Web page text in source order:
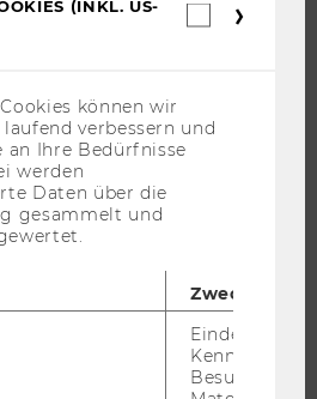
(INKL. US-
können wir
verbessern und
an Ihre Bedürfnisse
werden
Daten über die
gesammelt und
Zweck
Eindeutige
Besuchers